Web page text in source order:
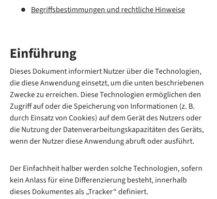
Begriffsbestimmungen und rechtliche Hinweise
Einführung
Dieses Dokument informiert Nutzer über die Technologien,
die diese Anwendung einsetzt, um die unten beschriebenen
Zwecke zu erreichen. Diese Technologien ermöglichen den
Zugriff auf oder die Speicherung von Informationen (z. B.
durch Einsatz von Cookies) auf dem Gerät des Nutzers oder
die Nutzung der Datenverarbeitungskapazitäten des Geräts,
wenn der Nutzer diese Anwendung abruft oder ausführt.
Der Einfachheit halber werden solche Technologien, sofern
kein Anlass für eine Differenzierung besteht, innerhalb
dieses Dokumentes als „Tracker“ definiert.